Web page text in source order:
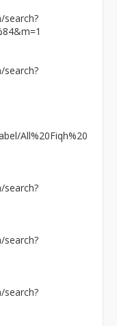
All%20Fiqh%20